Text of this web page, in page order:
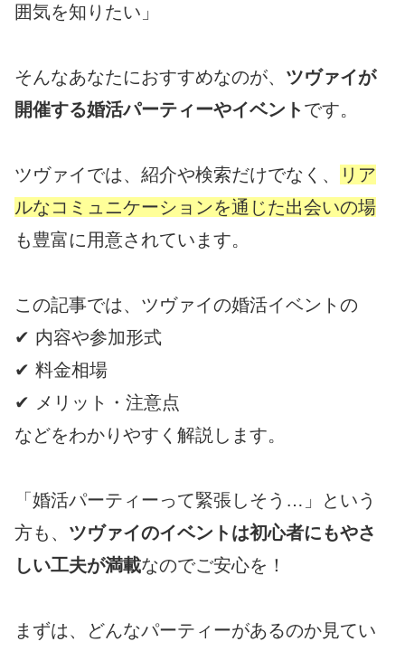
囲気を知りたい」
そんなあなたにおすすめなのが、 ツヴァイが
開催する婚活パーティーやイベント です。
ツヴァイでは、紹介や検索だけでなく、
リア
ルなコミュニケーションを通じた出会いの場
も豊富に用意されています。
この記事では、ツヴァイの婚活イベントの
✔ 内容や参加形式
✔ 料金相場
✔ メリット・注意点
などをわかりやすく解説します。
「婚活パーティーって緊張しそう…」という
方も、 ツヴァイのイベントは初心者にもやさ
しい工夫が満載なのでご安心を！
まずは、どんなパーティーがあるのか見てい